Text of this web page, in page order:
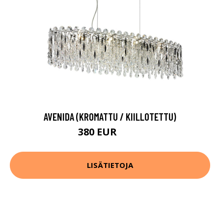
AVENIDA (KROMATTU / KIILLOTETTU)
380 EUR
LISÄTIETOJA